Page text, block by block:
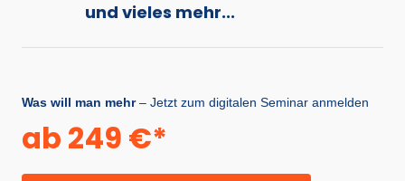
und vieles mehr...
Was will man mehr – Jetzt zum digitalen Seminar anmelden
ab 249 €*